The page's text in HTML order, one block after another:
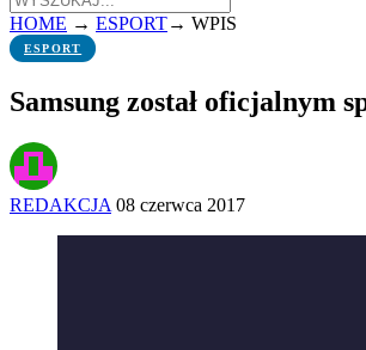
HOME → ESPORT→ WPIS
ESPORT
Samsung został oficjalnym
REDAKCJA 08 czerwca 2017